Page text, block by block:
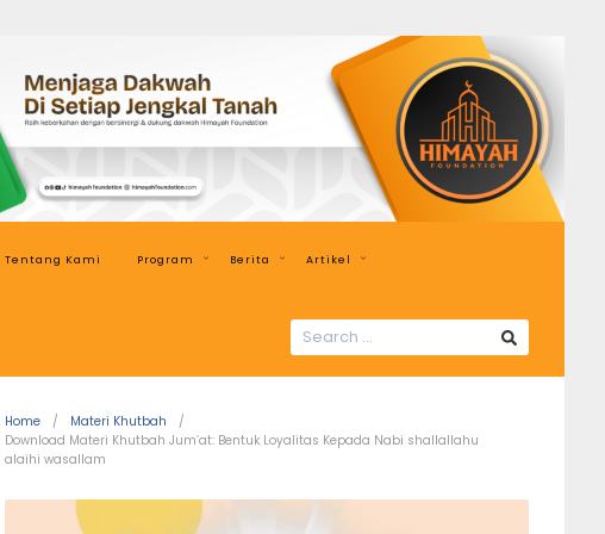
Himayah
Foundation
Menjaga
Dakwah
di
Setiap
Jengkal
Tentang Kami Program Berita Artikel
FOR:
Home
Materi Khutbah
Download Materi Khutbah Jum’at: Bentuk Loyalitas Kepada Nabi shallallahu
alaihi wasallam